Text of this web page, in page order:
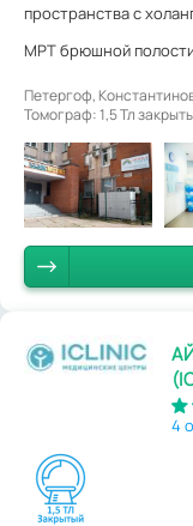
пространства с
МРТ брюшной
Петергоф,
Томограф: 1,5 Тл
4